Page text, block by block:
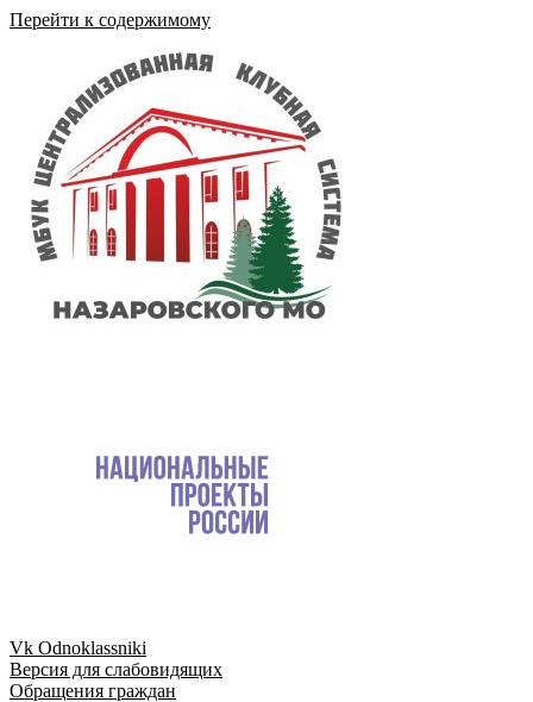
Перейти к содержимому
Vk Odnoklassniki
Версия для слабовидящих
Обращения граждан